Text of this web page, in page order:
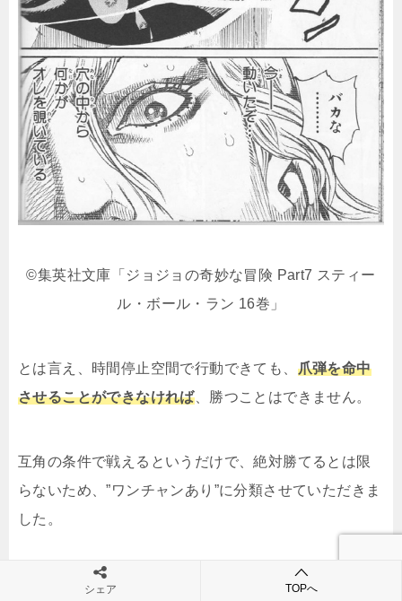
©集英社文庫「ジョジョの奇妙な冒険 Part7 スティー
ル・ボール・ラン 16巻」
とは言え、時間停止空間で行動できても、 爪弾を命中
させることができなければ、勝つことはできません。
互角の条件で戦えるというだけで、絶対勝てるとは限
らないため、”ワンチャンあり”に分類させていただきま
した。
シェア TOPへ